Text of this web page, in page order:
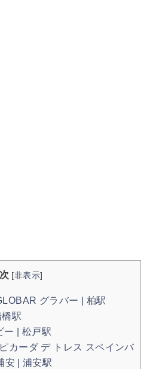
[非表示]
グラバー | 柏駅
駅
ー | 松戸駅
カーダ デ トレス スペインバ
安 | 浦安駅